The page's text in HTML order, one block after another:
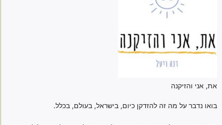
את, אני והזיקנה
בואו נדבר על מה זה להזדקן כיום, בישראל, בעולם, בכלל.